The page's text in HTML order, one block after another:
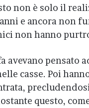
non è solo il
e ancora non
non hanno
avevano pensato
casse. Poi
questo,